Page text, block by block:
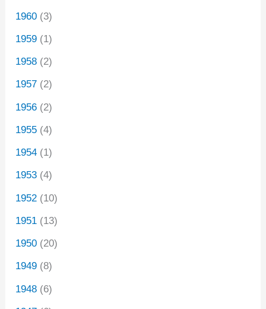
1960 (3)
1959 (1)
1958 (2)
1957 (2)
1956 (2)
1955 (4)
1954 (1)
1953 (4)
1952 (10)
1951 (13)
1950 (20)
1949 (8)
1948 (6)